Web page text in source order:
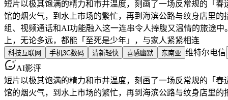
短片以极其饱满的精力和市井温度，刻画了一场反常规的「
馆的烟火气，到水上市场的繁忙，再到海滨公路与纹身店里
组、视频通话和AI功能融入这一连串令人捧腹又温情的旅途
上，无论多远，都能「至死是少年」，与家人紧紧相连
科技互联网 手机3C数码 清新轻快 喜感幽默 东南亚 维特尔电信
AI影评
短片以极其饱满的精力和市井温度，刻画了一场反常规的「
馆的烟火气，到水上市场的繁忙，再到海滨公路与纹身店里